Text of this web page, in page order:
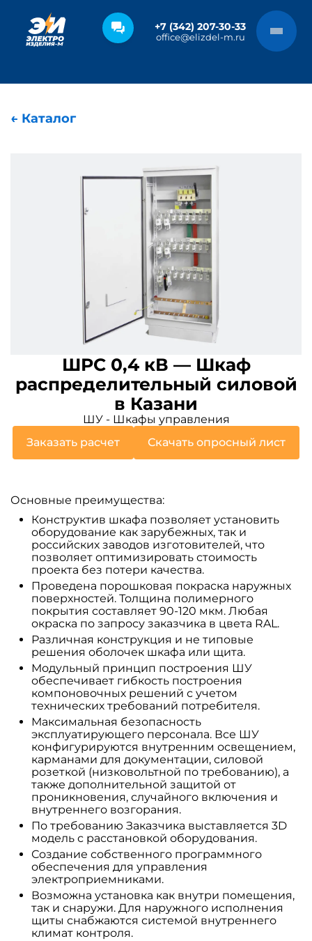
+7 (342) 207-30-33
office@elizdel-m.ru
← Каталог
ШРС 0,4 кВ — Шкаф
распределительный силовой
в Казани
ШУ - Шкафы управления
Заказать расчет
Скачать опросный лист
Основные преимущества:
Конструктив шкафа позволяет установить
оборудование как зарубежных, так и
российских заводов изготовителей, что
позволяет оптимизировать стоимость
проекта без потери качества.
Проведена порошковая покраска наружных
поверхностей. Толщина полимерного
покрытия составляет 90-120 мкм. Любая
окраска по запросу заказчика в цвета RAL.
Различная конструкция и не типовые
решения оболочек шкафа или щита.
Модульный принцип построения ШУ
обеспечивает гибкость построения
компоновочных решений с учетом
технических требований потребителя.
Максимальная безопасность
эксплуатирующего персонала. Все ШУ
конфигурируются внутренним освещением,
карманами для документации, силовой
розеткой (низковольтной по требованию), а
также дополнительной защитой от
проникновения, случайного включения и
внутреннего возгорания.
По требованию Заказчика выставляется 3D
модель с расстановкой оборудования.
Создание собственного программного
обеспечения для управления
электроприемниками.
Возможна установка как внутри помещения,
так и снаружи. Для наружного исполнения
щиты снабжаются системой внутреннего
климат контроля.